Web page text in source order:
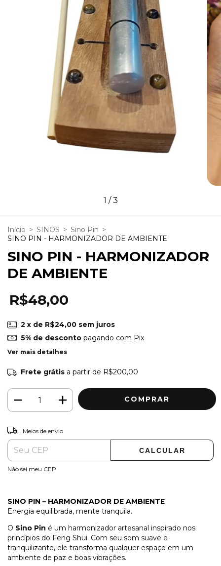
1 /3
Início > SINOS > Sino Pin >
SINO PIN - HARMONIZADOR DE AMBIENTE
SINO PIN - HARMONIZADOR
DE AMBIENTE
R$48,00
2 x de R$24,00 sem juros
5% de descontopagando com Pix
Ver mais detalhes
Frete grátis a partir de R$200,00
Entregas para o CEP:
Meios de envio
CALCULAR
Não sei meu CEP
SINO PIN – HARMONIZADOR DE AMBIENTE
Energia equilibrada, mente tranquila.
O Sino Pin é um harmonizador artesanal inspirado nos
princípios do Feng Shui. Com seu som suave e
tranquilizante, ele transforma qualquer espaço em um
ambiente de paz e boas vibrações.